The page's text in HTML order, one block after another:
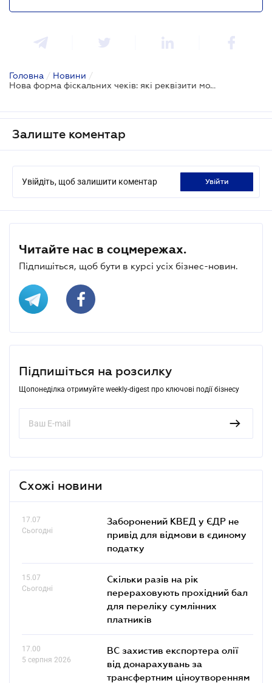
Головна / Новини /
Нова форма фіскальних чеків: які реквізити можуть не зазначатися
Залиште коментар
Увійдіть, щоб залишити коментар увійти
Читайте нас в соцмережах.
Підпишіться, щоб бути в курсі усіх бізнес-новин.
Підпишіться на розсилку
Щопонеділка отримуйте weekly-digest про ключові події бізнесу
Схожі новини
17.07
Сьогодні
Заборонений КВЕД у ЄДР не
привід для відмови в єдиному
податку
15.07
Сьогодні
Скільки разів на рік
перераховують прохідний бал
для переліку сумлінних
платників
17.00
5 серпня 2026
ВС захистив експортера олії
від донарахувань за
трансфертним ціноутворенням